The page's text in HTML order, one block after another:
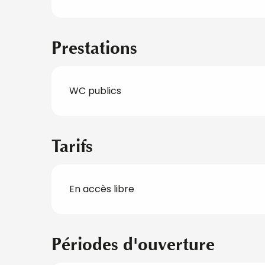
Prestations
WC publics
Tarifs
En accès libre
Périodes d'ouverture